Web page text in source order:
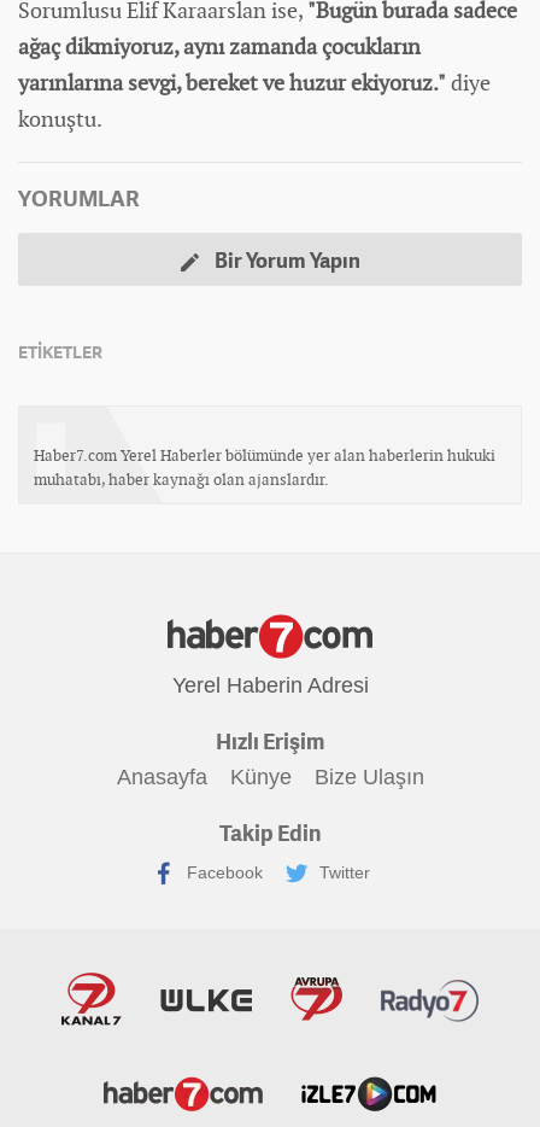
Sorumlusu Elif Karaarslan ise, "Bugün burada sadece
ağaç dikmiyoruz, aynı zamanda çocukların
yarınlarına sevgi, bereket ve huzur ekiyoruz." diye
konuştu.
YORUMLAR
Bir Yorum Yapın
ETİKETLER
Haber7.com Yerel Haberler bölümünde yer alan haberlerin hukuki
muhatabı, haber kaynağı olan ajanslardır.
Yerel Haberin Adresi
Hızlı Erişim
Anasayfa Künye Bize Ulaşın
Takip Edin
Facebook Twitter